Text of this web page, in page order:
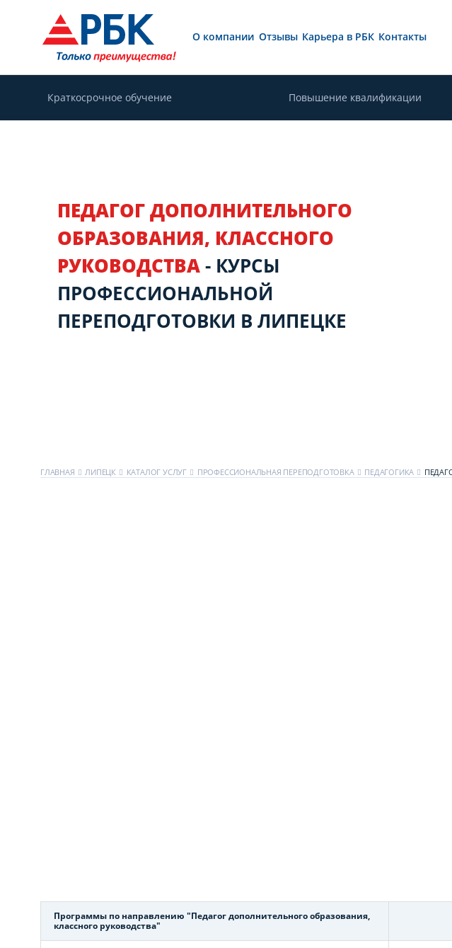
ПЕДАГОГ ДОПОЛНИТЕЛЬНОГО
ОБРАЗОВАНИЯ, КЛАССНОГО
РУКОВОДСТВА- КУРСЫ
ПРОФЕССИОНАЛЬНОЙ
ПЕРЕПОДГОТОВКИ В ЛИПЕЦКЕ
ГЛАВНАЯ ЛИПЕЦК КАТАЛОГ УСЛУГ ПРОФЕССИОНАЛЬНАЯ ПЕРЕПОДГОТОВКА ПЕДАГОГИКА
Программы по направлению "Педагог дополнительного образования,
классного руководства"
О компании Отзывы Карьера в РБК Контакты
Краткосрочное обучение Повышение квалификации